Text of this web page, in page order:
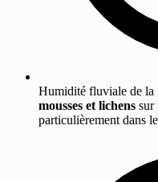
Humidité fluviale de la
mousses et lichens sur
particulièrement dans